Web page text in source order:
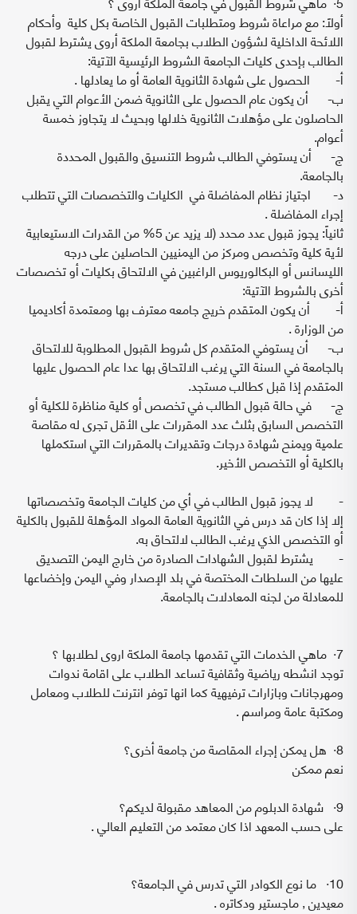
أولاً: مع مراعاة شروط ومتطلبات القبول الخاصة بكل كلية وأحكام
اللائحة الداخلية لشؤون الطلاب بجامعة الملكة أروى يشترط لقبول
الطالب بإحدى كليات الجامعة الشروط الرئيسية الآتية:
‌أ- الحصول على شهادة الثانوية العامة أو ما يعادلها .
‌ب- أن يكون عام الحصول على الثانوية ضمن الأعوام التي يقبل
الحاصلون على مؤهلات الثانوية خلالها وبحيث لا يتجاوز خمسة
أعوام.
‌ج- أن يستوفي الطالب شروط التنسيق والقبول المحددة
بالجامعة.
‌د- اجتياز نظام المفاضلة في الكليات والتخصصات التي تتطلب
إجراء المفاضلة .
ثانياً: يجوز قبول عدد محدد (لا يزيد عن 5% من القدرات الاستيعابية
لأية كلية وتخصص ومركز من اليمنيين الحاصلين على درجه
الليسانس أو البكالوريوس الراغبين في الالتحاق بكليات أو تخصصات
أخرى بالشروط الآتية:
‌أ- أن يكون المتقدم خريج جامعه معترف بها ومعتمدة أكاديميا
من الوزارة .
‌ب- أن يستوفي المتقدم كل شروط القبول المطلوبة للالتحاق
بالجامعة في السنة التي يرغب الالتحاق بها عدا عام الحصول عليها
المتقدم إذا قبل كطالب مستجد.
‌ج- في حالة قبول الطالب في تخصص أو كلية مناظرة للكلية أو
التخصص السابق بثلث عدد المقررات على الأقل تجرى له مقاصة
علمية ويمنح شهادة درجات وتقديرات بالمقررات التي استكملها
بالكلية أو التخصص الأخير.
- لا يجوز قبول الطالب في أي من كليات الجامعة وتخصصاتها
إلا إذا كان قد درس في الثانوية العامة المواد المؤهلة للقبول بالكلية
أو التخصص الذي يرغب الطالب لالتحاق به.
- يشترط لقبول الشهادات الصادرة من خارج اليمن التصديق
عليها من السلطات المختصة في بلد الإصدار وفي اليمن وإخضاعها
للمعادلة من لجنه المعادلات بالجامعة.
7· ماهي الخدمات التي تقدمها جامعة الملكة اروى لطلابها ؟
توجد انشطه رياضية وثقافية تساعد الطلاب على اقامة ندوات
ومهرجانات وبازارات ترفيهية كما انها توفر انترنت للطلاب ومعامل
ومكتبة عامة ومراسم .
8· هل يمكن إجراء المقاصة من جامعة أخرى؟
نعم ممكن
9· شهادة الدبلوم من المعاهد مقبولة لديكم؟
على حسب المعهد اذا كان معتمد من التعليم العالي .
10· ما نوع الكوادر التي تدرس في الجامعة؟
معيدين , ماجستير ودكاتره .